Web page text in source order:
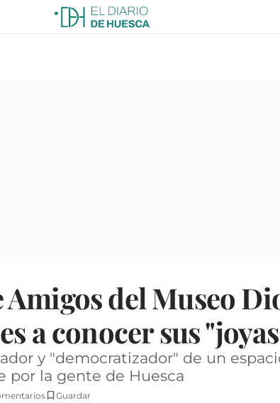
del Museo
a conocer sus
y "democratizador" de un
por la gente de Huesca
Guardar